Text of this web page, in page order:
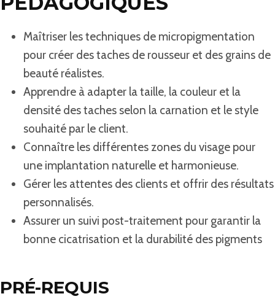
Maîtriser les techniques de micropigmentation
pour créer des taches de rousseur et des grains de
beauté réalistes.
Apprendre à adapter la taille, la couleur et la
densité des taches selon la carnation et le style
souhaité par le client.
Connaître les différentes zones du visage pour
une implantation naturelle et harmonieuse.
Gérer les attentes des clients et offrir des résultats
personnalisés.
Assurer un suivi post-traitement pour garantir la
bonne cicatrisation et la durabilité des pigments
PRÉ-REQUIS